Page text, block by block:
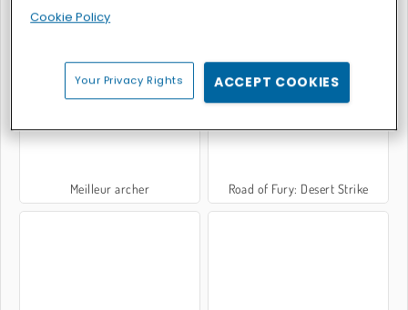
Meilleur archer Road of Fury: Desert Strike
Cookie Policy
Your Privacy Rights ACCEPT COOKIES